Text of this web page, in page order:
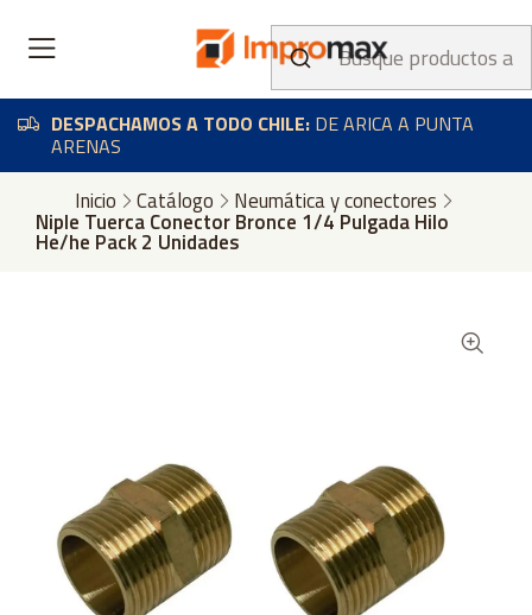
DESPACHAMOS A TODO CHILE: DE ARICA A PUNTA
ARENAS
Inicio Catálogo Neumática y conectores
Niple Tuerca Conector Bronce 1/4 Pulgada Hilo
He/he Pack 2 Unidades